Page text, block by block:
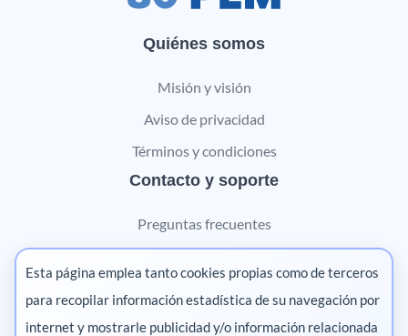
Quiénes somos
Misión y visión
Aviso de privacidad
Términos y condiciones
Contacto y soporte
Preguntas frecuentes
Marketing digital
Pharma
Esta página emplea tanto cookies propias como de terceros
para recopilar información estadística de su navegación por
internet y mostrarle publicidad y/o información relacionada